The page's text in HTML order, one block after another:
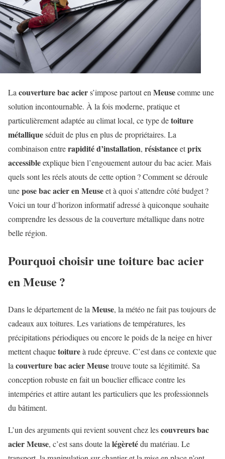
La couverture bac aciers’impose partout en Meusecomme une
solution incontournable. À la fois moderne, pratique et
particulièrement adaptée au climat local, ce type detoiture
métalliqueséduit de plus en plus de propriétaires. La
combinaison entrerapidité d’installation, résistanceetprix
accessibleexplique bien l’engouement autour du bac acier. Mais
quels sont les réels atouts de cette option ? Comment se déroule
unepose bac acier en Meuseet à quoi s’attendre côté budget ?
Voici un tour d’horizon informatif adressé à quiconque souhaite
comprendre les dessous de la couverture métallique dans notre
belle région.
Pourquoi choisir une toiture bac acier
en Meuse ?
Dans le département de la Meuse, la météo ne fait pas toujours de
cadeaux aux toitures. Les variations de températures, les
précipitations périodiques ou encore le poids de la neige en hiver
mettent chaquetoitureà rude épreuve. C’est dans ce contexte que
la couverture bac acier Meusetrouve toute sa légitimité. Sa
conception robuste en fait un bouclier efficace contre les
intempéries et attire autant les particuliers que les professionnels
du bâtiment.
L’un des arguments qui revient souvent chez lescouvreurs bac
acier Meuse, c’est sans doute la légèretédu matériau. Le